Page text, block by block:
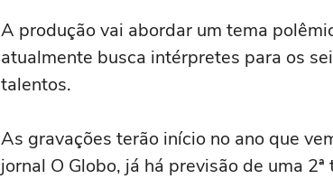
A produção vai abordar um tema
atualmente busca intérpretes para os
talentos.
As gravações terão início no ano que
jornal O Globo, já há previsão de uma